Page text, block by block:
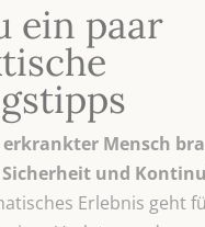
ein paar
erkrankter Mensch
Sicherheit und
Erlebnis geht